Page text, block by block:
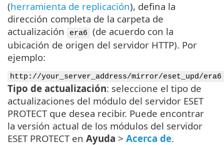
(herramienta de replicación), defina la
dirección completa de la carpeta de
actualización
era6
(de acuerdo con la
ubicación de origen del servidor HTTP). Por
ejemplo:
http://your_server_address/mirror/eset_upd/era6
Tipo de actualización: seleccione el tipo de
actualizaciones del módulo del servidor ESET
PROTECT que desea recibir. Puede encontrar
la versión actual de los módulos del servidor
ESET PROTECT en Ayuda > Acerca de.